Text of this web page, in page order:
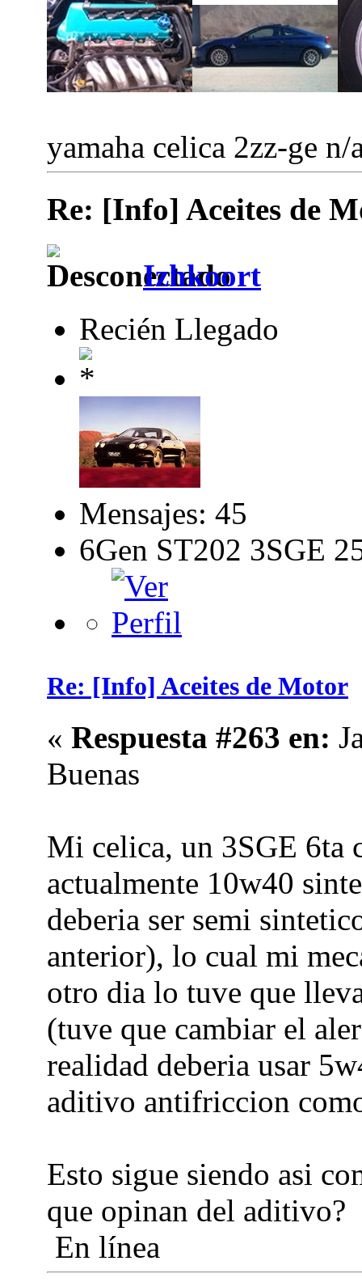
yamaha celica 2zz-ge n/
Re: [Info] Aceites de
Izhkoort
Recién Llegado
Mensajes: 45
6Gen ST202 3SGE
Re: [Info] Aceites de Motor
« Respuesta #263 en:
Buenas
Mi celica, un 3SGE 6ta
actualmente 10w40
deberia ser semi
anterior), lo cual mi
otro dia lo tuve que
(tuve que cambiar el
realidad deberia usar
aditivo antifriccion
Esto sigue siendo asi
que opinan del aditivo?
En línea